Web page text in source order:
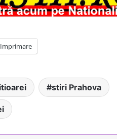
Imprimare
stiri Prahova